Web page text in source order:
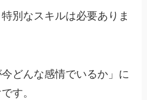
別なスキルは必要ありま
どんな感情でいるか」に
す。